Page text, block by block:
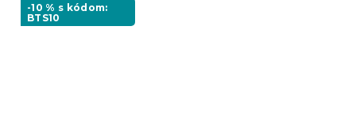
-10 % s kódom:
BTS10